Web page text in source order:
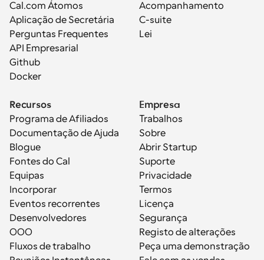
Cal.com Átomos
Aplicação de Secretária
Perguntas Frequentes
API Empresarial
Github
Docker
Acompanhamento
C-suite
Lei
Recursos
Programa de Afiliados
Documentação de Ajuda
Blogue
Fontes do Cal
Equipas
Incorporar
Eventos recorrentes
Desenvolvedores
OOO
Fluxos de trabalho
Empresa
Trabalhos
Sobre
Abrir Startup
Suporte
Privacidade
Termos
Licença
Segurança
Registo de alterações
Peça uma demonstração